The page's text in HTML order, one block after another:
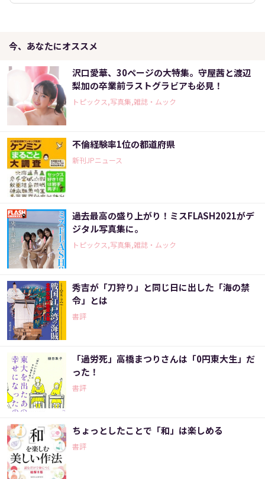
今、あなたにオススメ
沢口愛華、30ページの大特集。守屋茜と渡辺
梨加の卒業前ラストグラビアも必見！
トピックス,写真集,雑誌・ムック
不倫経験率1位の都道府県
新刊JPニュース
過去最高の盛り上がり！ミスFLASH2021がデ
ジタル写真集に。
トピックス,写真集,雑誌・ムック
秀吉が「刀狩り」と同じ日に出した「海の禁
令」とは
書評
「過労死」高橋まつりさんは「0円東大生」だ
った！
書評
ちょっとしたことで「和」は楽しめる
書評